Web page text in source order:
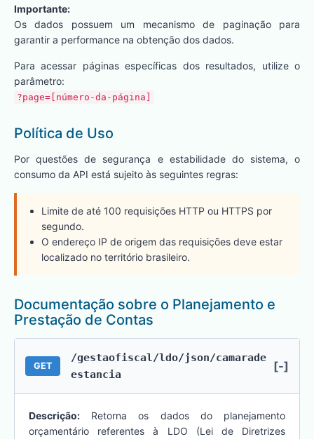
Importante:
Os dados possuem um mecanismo de paginação para
garantir a performance na obtenção dos dados.
Para acessar páginas específicas dos resultados, utilize o
parâmetro:
?page=[número-da-página]
Política de Uso
Por questões de segurança e estabilidade do sistema, o
consumo da API está sujeito às seguintes regras:
Limite de até 100 requisições HTTP ou HTTPS por
segundo.
O endereço IP de origem das requisições deve estar
localizado no território brasileiro.
Documentação sobre o Planejamento e
Prestação de Contas
GET
/gestaofiscal/ldo/json/camarade
estancia
[-]
Descrição: Retorna os dados do planejamento
orçamentário referentes à LDO (Lei de Diretrizes